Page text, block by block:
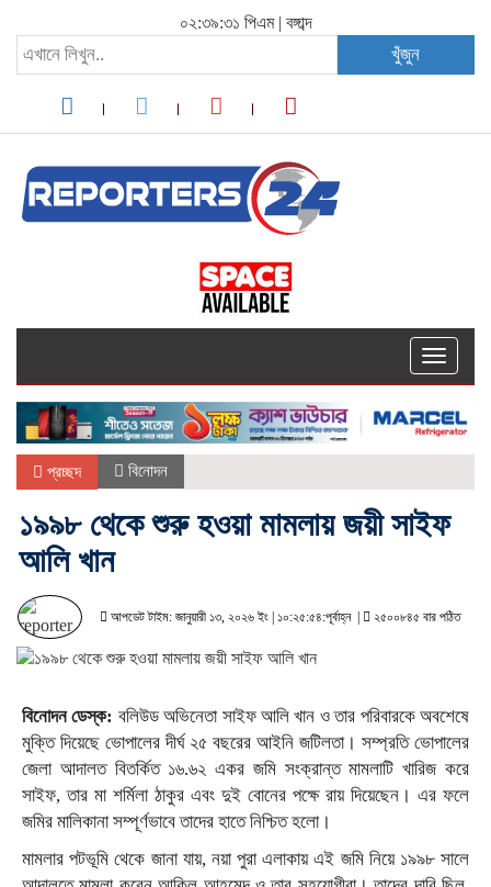
০২:৩৯:৩১ পিএম| বঙ্গাব্দ
খুঁজুন
Toggle
প্রচ্ছদ বিনোদন
১৯৯৮ থেকে শুরু হওয়া মামলায় জয়ী সাইফ
আলি খান
আপডেট টাইম: জানুয়ারী ১৩, ২০২৬ ইং | ১০:২৫:৫৪:পূর্বাহ্ন | ২৫০০৮৪৫ বার পঠিত
বিনোদন ডেস্ক: বলিউড অভিনেতা সাইফ আলি খান ও তার পরিবারকে অবশেষে
মুক্তি দিয়েছে ভোপালের দীর্ঘ ২৫ বছরের আইনি জটিলতা। সম্প্রতি ভোপালের
জেলা আদালত বিতর্কিত ১৬.৬২ একর জমি সংক্রান্ত মামলাটি খারিজ করে
সাইফ, তার মা শর্মিলা ঠাকুর এবং দুই বোনের পক্ষে রায় দিয়েছেন। এর ফলে
জমির মালিকানা সম্পূর্ণভাবে তাদের হাতে নিশ্চিত হলো।
মামলার পটভূমি থেকে জানা যায়, নয়া পুরা এলাকায় এই জমি নিয়ে ১৯৯৮ সালে